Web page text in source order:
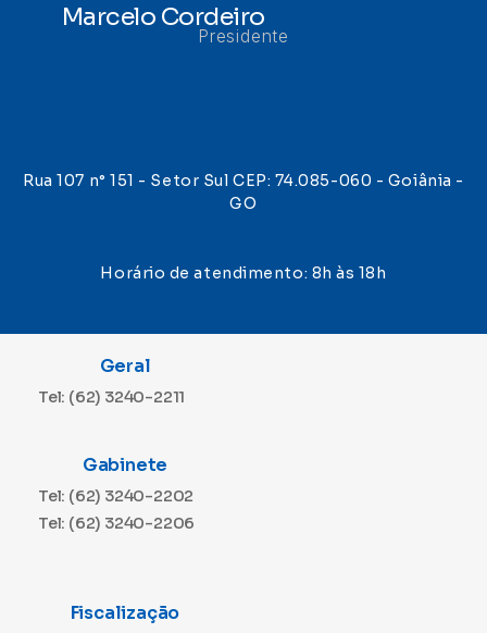
Marcelo Cordeiro
Presidente
Rua 107 n° 151 - Setor Sul CEP: 74.085-060 - Goiânia -
GO
Horário de atendimento: 8h às 18h
Geral
Tel: (62) 3240-2211
Gabinete
Tel: (62) 3240-2202
Tel: (62) 3240-2206
Fiscalização